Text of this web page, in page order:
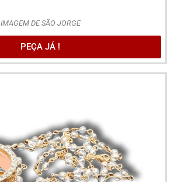
IMAGEM DE SÃO JORGE
PEÇA JÁ !